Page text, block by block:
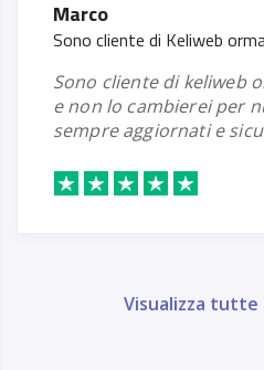
Marco
Sono cliente di Keliweb
sono cliente di keliweb ormai da diversi anni
e non lo cambierei per
sempre aggiornati e
Visualizza tutte